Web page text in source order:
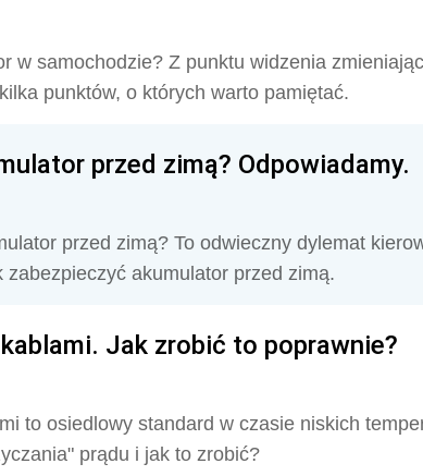
w samochodzie? Z punktu widzenia
punktów, o których warto pamiętać.
przed zimą? Odpowiadamy.
przed zimą? To odwieczny dylemat
akumulator przed zimą.
Jak zrobić to poprawnie?
to osiedlowy standard w czasie niskich
prądu i jak to zrobić?